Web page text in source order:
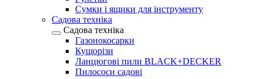
Сумки і ящики для інструменту
Садова техніка
Садова техніка
Газонокосарки
Кущорізи
Ланцюгові пили BLACK+DECKER
Пилососи садові